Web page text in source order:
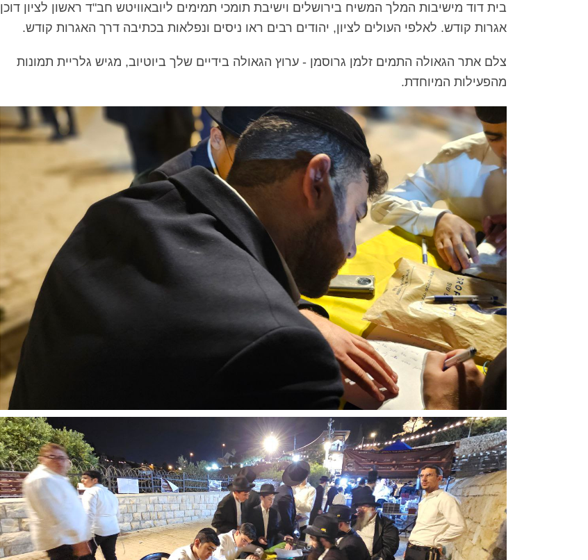
בית דוד מישיבות המלך המשיח בירושלים וישיבת תומכי תמימים ליובאוויטש חב"ד ראשון לציון דוכן
אגרות קודש. לאלפי העולים לציון, יהודים רבים ראו ניסים ונפלאות בכתיבה דרך האגרות קודש.
צלם אתר הגאולה התמים זלמן גרוסמן - ערוץ הגאולה בידיים שלך ביוטיוב, מגיש גלריית תמונות
מהפעילות המיוחדת.